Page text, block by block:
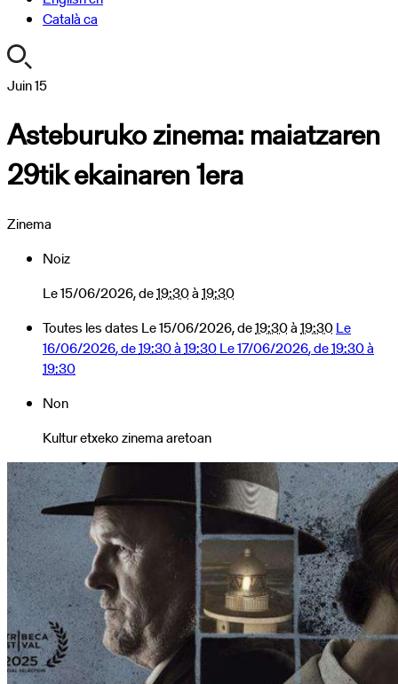
Catalàca
https://turismoa.xn-
oati-
gqa.eus/fr/agenda/asteburuko-
zinema-
2
zinema:
29tik
ekainaren
2026-
15T19:30:00+02:00
06-
15T19:30:00+02:00
Juin15
Asteburuko zinema: maiatzaren
29tik ekainaren 1era
Zinema
Noiz
Le15/06/2026, de19:30à19:30
Toutes les dates Le15/06/2026, de19:30à19:30Le
16/06/2026, de19:30à19:30Le17/06/2026, de19:30à
19:30
Non
Kultur etxeko zinema aretoan